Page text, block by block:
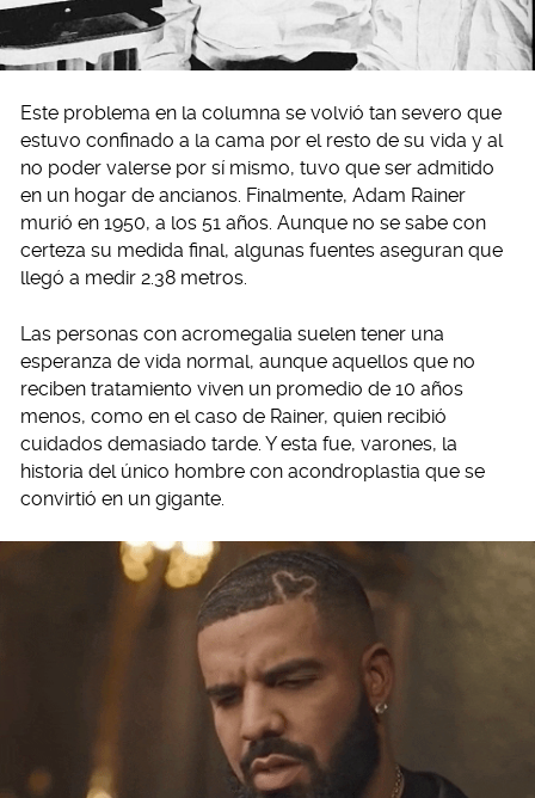
Este problema en la columna se volvió tan severo que
estuvo confinado a la cama por el resto de su vida y al
no poder valerse por sí mismo, tuvo que ser admitido
en un hogar de ancianos. Finalmente, Adam Rainer
murió en 1950, a los 51 años. Aunque no se sabe con
certeza su medida final, algunas fuentes aseguran que
llegó a medir 2.38 metros.
Las personas con acromegalia suelen tener una
esperanza de vida normal, aunque aquellos que no
reciben tratamiento viven un promedio de 10 años
menos, como en el caso de Rainer, quien recibió
cuidados demasiado tarde. Y esta fue, varones, la
historia del único hombre con acondroplastia que se
convirtió en un gigante.